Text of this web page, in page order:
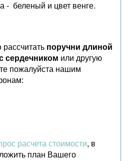
- беленый и цвет венге.
поручни длиной
сердечником или другую
пожалуйста нашим
расчета стоимости, в
план Вашего